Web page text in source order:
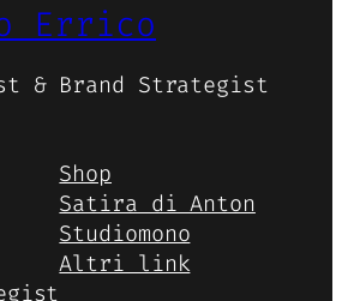
Errico
& Brand Strategist
Shop
Satira di Anton
Studiomono
Altri link